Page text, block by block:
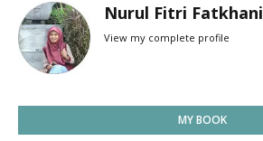
Nurul Fitri Fatkhani
View my complete profile
MY BOOK